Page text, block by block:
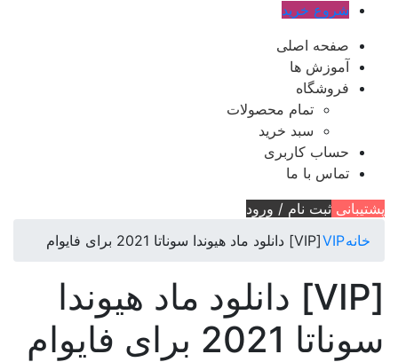
شروع خرید
صفحه اصلی
آموزش ها
فروشگاه
تمام محصولات
سبد خرید
حساب کاربری
تماس با ما
پشتیبانی ثبت نام / ورود
خانهVIP[VIP] دانلود ماد هیوندا سوناتا 2021 برای فایوام
[VIP] دانلود ماد هیوندا
سوناتا 2021 برای فایوام